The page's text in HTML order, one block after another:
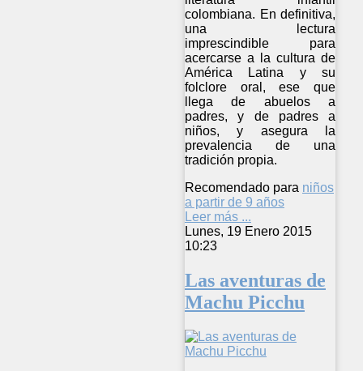
colombiana. En definitiva,
una lectura
imprescindible para
acercarse a la cultura de
América Latina y su
folclore oral, ese que
llega de abuelos a
padres, y de padres a
niños, y asegura la
prevalencia de una
tradición propia.
Recomendado para niños
a partir de 9 años
Leer más ...
Lunes, 19 Enero 2015
10:23
Las aventuras de
Machu Picchu